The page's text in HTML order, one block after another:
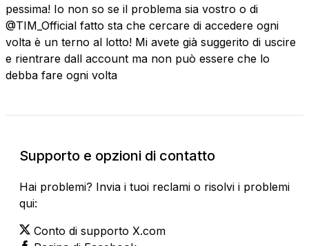
pessima! Io non so se il problema sia vostro o di
@TIM_Official fatto sta che cercare di accedere ogni
volta è un terno al lotto! Mi avete già suggerito di uscire
e rientrare dall account ma non può essere che lo
debba fare ogni volta
Supporto e opzioni di contatto
Hai problemi? Invia i tuoi reclami o risolvi i problemi
qui:
Conto di supporto X.com